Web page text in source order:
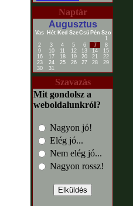
Naptár
Augusztus
Vas Hét Ked SzeCsü Pén Szo
1
2
3 4 5 6 7
8
9
10 11 12 13 14
15
16
17 18 19 20 21
22
23
24 25 26 27 28
29
30
31
Szavazás
Mit gondolsz a
weboldalunkról?
Nagyon jó!
Elég jó...
Nem elég jó...
Nagyon rossz!